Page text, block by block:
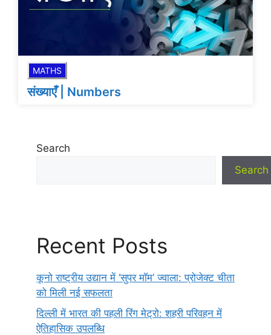
MATHS
संख्याएँ | Numbers
Search
Search
Recent Posts
कूनो राष्ट्रीय उद्यान में ‘सुपर मॉम’ ज्वाला: प्रोजेक्ट चीता
को मिली नई सफलता
दिल्ली में भारत की पहली रिंग मेट्रो: शहरी परिवहन में
ऐतिहासिक उपलब्धि